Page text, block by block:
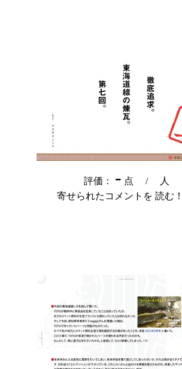
評価： - 点 /
人
寄せられたコメントを 読む！